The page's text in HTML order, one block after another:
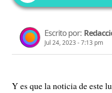
Escrito por:
Jul 24, 2023 - 7:13 pm
Y es que la noticia de este